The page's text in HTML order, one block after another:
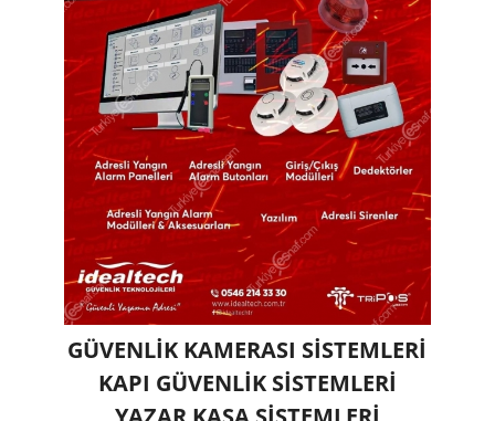
GÜVENLİK KAMERASI SİSTEMLERİ
KAPI GÜVENLİK SİSTEMLERİ